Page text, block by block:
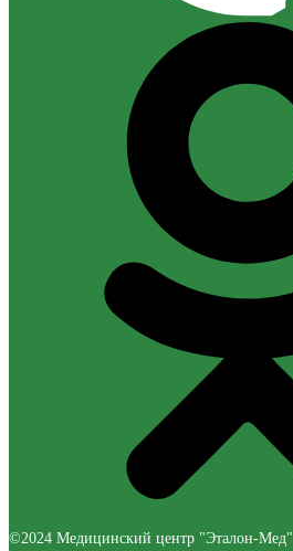
©2024 Медицинский центр "Эталон-Мед"